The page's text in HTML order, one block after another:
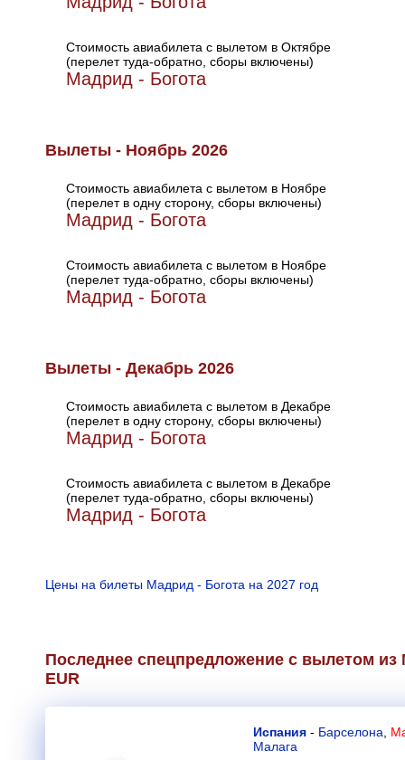
Стоимость авиабилета с вылетом в Октябре
(перелет туда-обратно, сборы включены)
Мадрид - Богота
Вылеты - Ноябрь 2026
Стоимость авиабилета с вылетом в Ноябре
(перелет в одну сторону, сборы включены)
Мадрид - Богота
Стоимость авиабилета с вылетом в Ноябре
(перелет туда-обратно, сборы включены)
Мадрид - Богота
Вылеты - Декабрь 2026
Стоимость авиабилета с вылетом в Декабре
(перелет в одну сторону, сборы включены)
Мадрид - Богота
Стоимость авиабилета с вылетом в Декабре
(перелет туда-обратно, сборы включены)
Мадрид - Богота
Цены на билеты Мадрид - Богота на 2027 год
Последнее спецпредложение с вылетом
EUR
Испания - Барселона
Малага